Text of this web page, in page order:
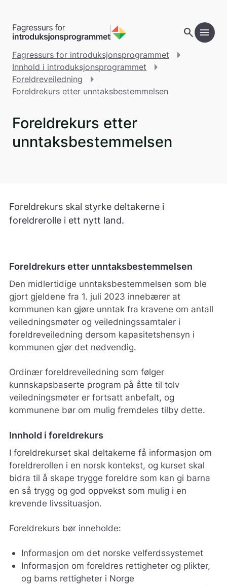
search menu
Fagressurs for introduksjonsprogrammet
Innhold i introduksjonsprogrammet
Foreldreveiledning
Foreldrekurs etter unntaksbestemmelsen
Foreldrekurs etter
unntaksbestemmelsen
Foreldrekurs skal styrke deltakerne i
foreldrerolle i ett nytt land.
add
Foreldrekurs etter unntaksbestemmelsen
Den midlertidige unntaksbestemmelsen som ble
gjort gjeldene fra 1. juli 2023 innebærer at
kommunen kan gjøre unntak fra kravene om antall
veiledningsmøter og veiledningssamtaler i
foreldreveiledning dersom kapasitetshensyn i
kommunen gjør det nødvendig.
Ordinær foreldreveiledning som følger
kunnskapsbaserte program på åtte til tolv
veiledningsmøter er fortsatt anbefalt, og
kommunene bør om mulig fremdeles tilby dette.
Innhold i foreldrekurs
I foreldrekurset skal deltakerne få informasjon om
foreldrerollen i en norsk kontekst, og kurset skal
bidra til å skape trygge foreldre som kan gi barna
en så trygg og god oppvekst som mulig i en
krevende livssituasjon.
Foreldrekurs bør inneholde:
Informasjon om det norske velferdssystemet
Informasjon om foreldres rettigheter og plikter,
og barns rettigheter i Norge